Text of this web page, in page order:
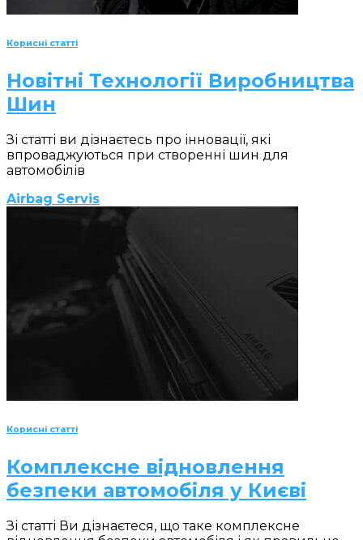
Корисні статті
Новітні Технології Виробництва
Шин
Зі статті ви дізнаєтесь про інновації, які
впроваджуються при створенні шин для
автомобілів
Airbag Servis
Корисні статті
Комплексне відновлення
безпеки автомобіля у Києві
Зі статті Ви дізнаєтеся, що таке комплексне